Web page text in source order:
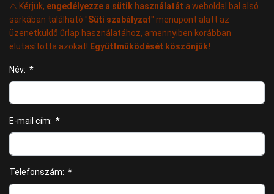
⚠️ Kérjük, engedélyezze a sütik használatát a weboldal bal alsó
sarkában található "Süti szabályzat" menüpont alatt az
üzenetküldő űrlap használatához, amennyiben korábban
elutasította azokat! Együttműködését köszönjük!
Név: *
E-mail cím: *
Telefonszám: *